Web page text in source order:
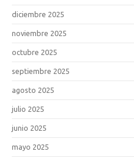
diciembre 2025
noviembre 2025
octubre 2025
septiembre 2025
agosto 2025
julio 2025
junio 2025
mayo 2025